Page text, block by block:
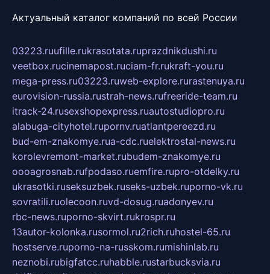
Актуальный каталог компаний по всей России
03223.ruufille.rukrasotata.ruprazdnikdushi.ru
veetbox.rucinemapost.ruciam-fr.rukraft-you.ru
mega-press.ru03223.ruweb-explore.rurastenuya.ru
eurovision-russia.rustrah-news.rufreeride-team.ru
itrack-24.rusexshopexpress.ruautostudiopro.ru
alabuga-cityhotel.rupornv.ruatlantpereezd.ru
bud-em-znakomye.rua-cdc.ruelektrostal-news.ru
korolevremont-market.rubudem-znakomye.ru
oooagrosnab.rufpodaso.ruemfire.rupro-otdelky.ru
ukrasotki.ruseksuzbek.ruseks-uzbek.ruporno-vk.ru
sovratili.ruolecoon.ruvd-dosug.ruadonyev.ru
rbc-news.ruporno-skvirt.rukrospr.ru
13autor-kolonka.rusormol.ru2rich.ruhostel-65.ru
hostserve.ruporno-na-russkom.rumishinlab.ru
neznobi.rubigfatcc.ruhabble.rustarbucksvia.ru